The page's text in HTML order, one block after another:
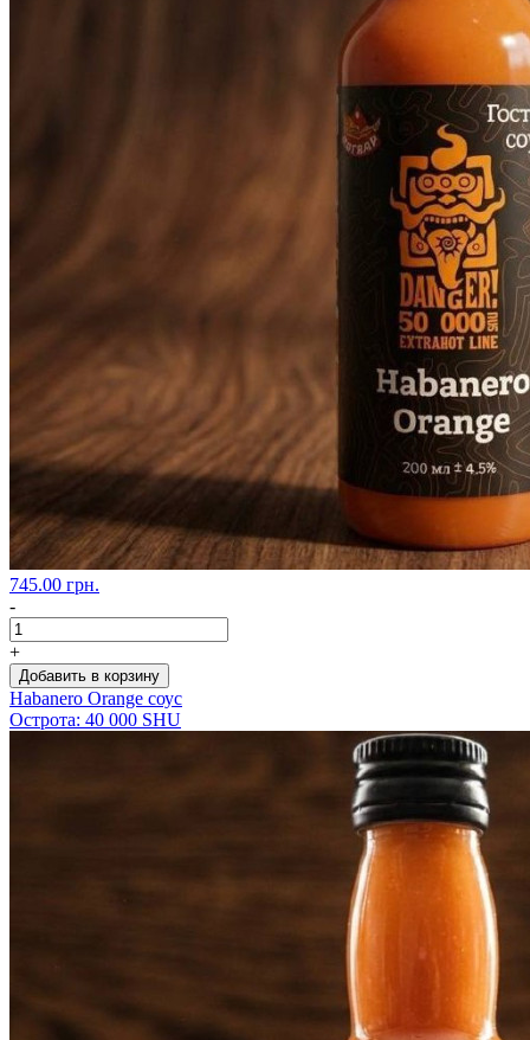
745.00 грн.
-
+
Добавить в корзину
Habanero Orange соус
Острота: 40 000 SHU